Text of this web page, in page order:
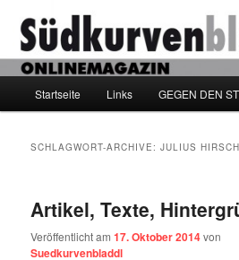
Startseite Links GEGEN DEN
SCHLAGWORT-ARCHIVE:JULIUS
Artikel, Texte,
Veröffentlicht am17. Oktober 2014von
Suedkurvenbladdl